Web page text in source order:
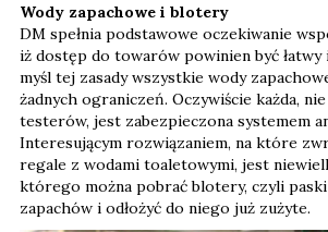
Wody zapachowe i blotery
DM spełnia podstawowe oczekiwanie
iż dostęp do towarów powinien być łatwy
myśl tej zasady wszystkie wody
żadnych ograniczeń. Oczywiście każda,
testerów, jest zabezpieczona systemem
Interesującym rozwiązaniem, na które
regale z wodami toaletowymi, jest
którego można pobrać blotery, czyli
zapachów i odłożyć do niego już zużyte.